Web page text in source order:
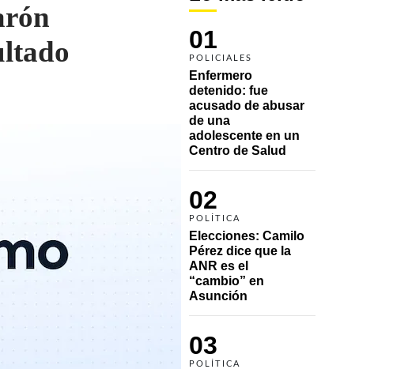
01
POLICIALES
Enfermero
detenido: fue
acusado de abusar
de una
adolescente en un
Centro de Salud
02
POLÍTICA
Elecciones: Camilo
Pérez dice que la
ANR es el
“cambio” en
Asunción
03
POLÍTICA